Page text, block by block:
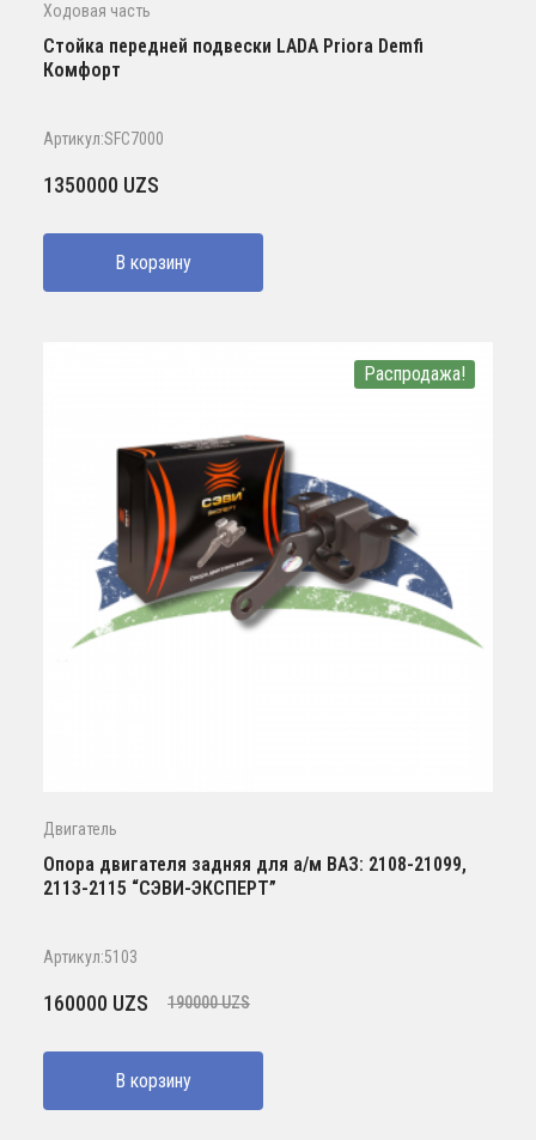
Ходовая часть
Стойка передней подвески LADA Priora Demfi
Комфорт
Артикул:SFC7000
1350000 UZS
В корзину
Распродажа!
Двигатель
Опора двигателя задняя для а/м ВАЗ: 2108-21099,
2113-2115 “СЭВИ-ЭКСПЕРТ”
Артикул:5103
190000UZS
Первоначальная
составляла
190000 UZS.
160000 UZS
Текущая
160000 UZS.
В корзину